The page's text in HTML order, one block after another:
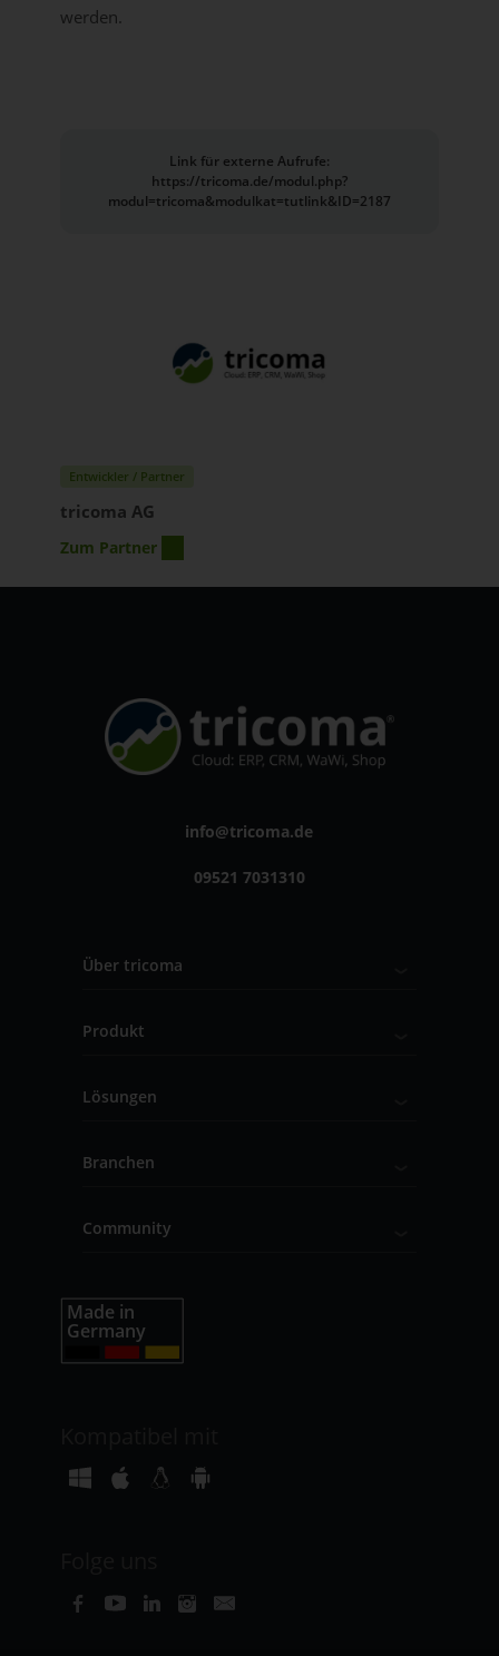
werden.
Link für externe Aufrufe:
https://tricoma.de/modul.php?
modul=tricoma&modulkat=tutlink&ID=2187
Entwickler / Partner
tricoma AG
Zum Partner
info@tricoma.de
09521 7031310
Über tricoma
Produkt
Lösungen
Branchen
Community